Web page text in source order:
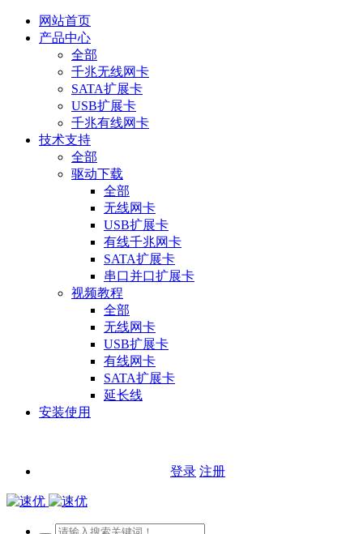
网站首页
产品中心
全部
千兆无线网卡
SATA扩展卡
USB扩展卡
千兆有线网卡
技术支持
全部
驱动下载
全部
无线网卡
USB扩展卡
有线千兆网卡
SATA扩展卡
串口并口扩展卡
视频教程
全部
无线网卡
USB扩展卡
有线网卡
SATA扩展卡
延长线
安装使用
登录 注册